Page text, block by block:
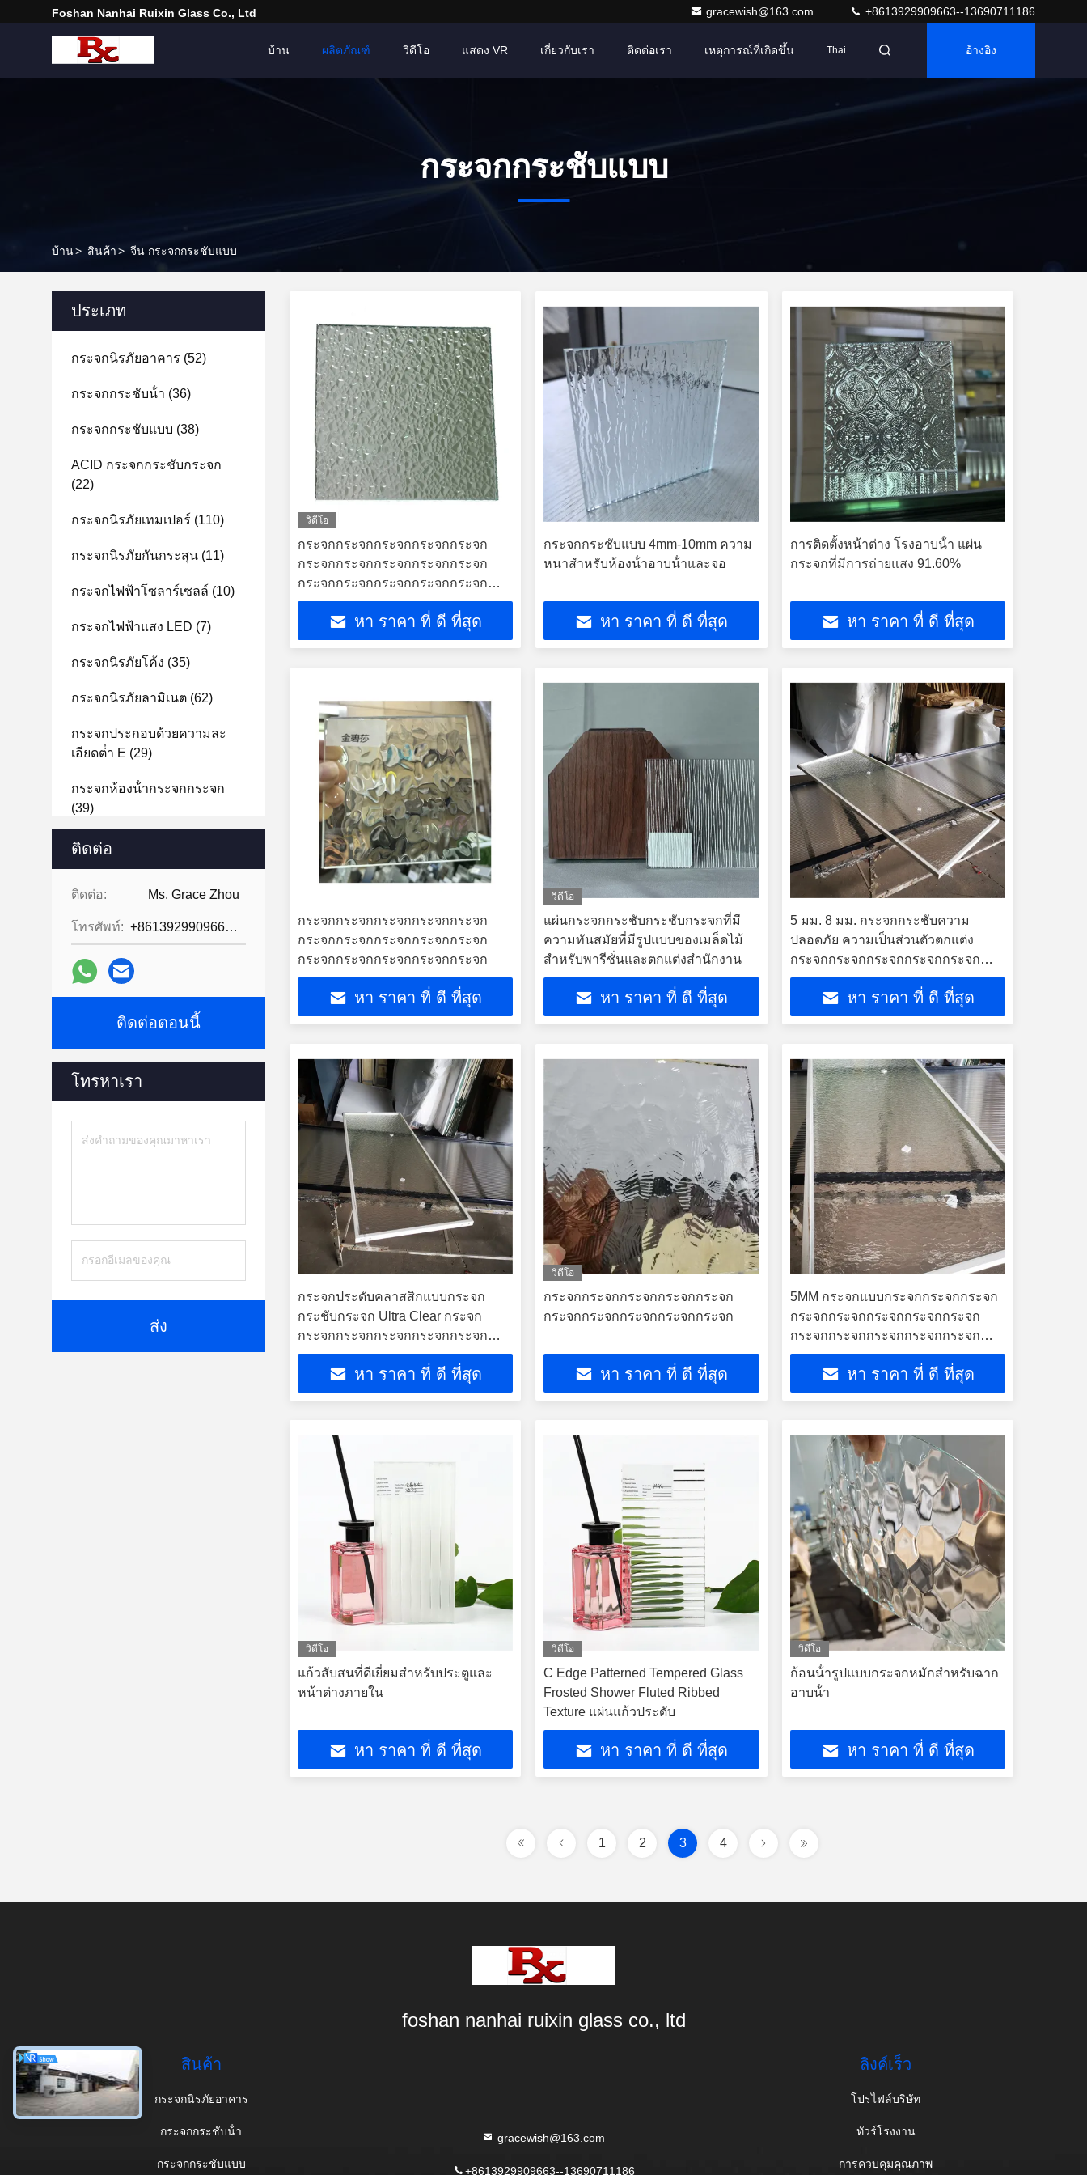
Foshan Nanhai Ruixin Glass Co., Ltd gracewish@163.com +8613929909663--13690711186
บ้าน ผลิตภัณฑ์ วิดีโอ แสดง VR เกี่ยวกับเรา ติดต่อเรา เหตุการณ์ที่เกิดขึ้น Thai อ้างอิง
กระจกกระชับแบบ
บ้าน> สินค้า> จีน กระจกกระชับแบบ
ประเภท
กระจกนิรภัยอาคาร (52)
กระจกกระชับน้ํา (36)
กระจกกระชับแบบ (38)
ACID กระจกกระชับกระจก
(22)
กระจกนิรภัยเทมเปอร์ (110)
กระจกนิรภัยกันกระสุน (11)
กระจกไฟฟ้าโซลาร์เซลล์ (10)
กระจกไฟฟ้าแสง LED (7)
กระจกนิรภัยโค้ง (35)
กระจกนิรภัยลามิเนต (62)
กระจกประกอบด้วยความละ
เอียดต่ํา E (29)
กระจกห้องน้ํากระจกกระจก
(39)
ประตูกระจกนิรภัย
(31)
กล่องอาบน้ํากระจกกระชับ(39)
ค้อนอิฐแก้ว
ติดต่อ
ติดต่อ: Ms. Grace Zhou
โทรศัพท์: +8613929909663--13690711186
ติดต่อตอนนี้
โทรหาเรา
ส่ง
วิดีโอ
กระจกกระจกกระจกกระจกกระจก
กระจกกระจกกระจกกระจกกระจก
กระจกกระจกกระจกกระจกกระจก
กระจกกระจกกระจกกระจกกระจก
กระจกกระจกกระจกกระจกกระจก
กระจกกระจกกระจกกระจกกระจก
กระจก
หา ราคา ที่ ดี ที่สุด
กระจกกระชับแบบ 4mm-10mm ความ
หนาสําหรับห้องน้ําอาบน้ําและจอ
หา ราคา ที่ ดี ที่สุด
การติดตั้งหน้าต่าง โรงอาบน้ํา แผ่น
กระจกที่มีการถ่ายแสง 91.60%
หา ราคา ที่ ดี ที่สุด
กระจกกระจกกระจกกระจกกระจก
กระจกกระจกกระจกกระจกกระจก
กระจกกระจกกระจกกระจกกระจก
หา ราคา ที่ ดี ที่สุด
วิดีโอ
แผ่นกระจกกระชับกระชับกระจกที่มี
ความทันสมัยที่มีรูปแบบของเมล็ดไม้
สําหรับพารีชั่นและตกแต่งสํานักงาน
หา ราคา ที่ ดี ที่สุด
5 มม. 8 มม. กระจกกระชับความ
ปลอดภัย ความเป็นส่วนตัวตกแต่ง
กระจกกระจกกระจกกระจกกระจก
กระจกกระจกกระจกกระจกกระจก
กระจกกระจกกระจกกระจกกระจก
กระจกกระจกกระจกกระจกกระจก
กระจกกระจกกระจกกระจกกระจก
กระจกกระจกกระจก
หา ราคา ที่ ดี ที่สุด
กระจกประดับคลาสสิกแบบกระจก
กระชับกระจก Ultra Clear กระจก
กระจกกระจกกระจกกระจกกระจก
กระจก
หา ราคา ที่ ดี ที่สุด
วิดีโอ
กระจกกระจกกระจกกระจกกระจก
กระจกกระจกกระจกกระจกกระจก
หา ราคา ที่ ดี ที่สุด
5MM กระจกแบบกระจกกระจกกระจก
กระจกกระจกกระจกกระจกกระจก
กระจกกระจกกระจกกระจกกระจก
กระจกกระจกกระจกกระจกกระจก
กระจกกระจกกระจกกระจกกระจก
กระจกกระจกกระจกกระจกกระจก
กระจกกระจกกระจกกระจกกระจก
กระจกกระจกกระจกกระจกกระจก
กระจกกระจกกระจกกระจกกระจก
กระจกกระจกกระจกกระจกกระจก
กระจกกระจกกระจกกระจกกระจก
กระจกกระจกกระจกกระจกกระจก
กระจกกระจกกระจก
หา ราคา ที่ ดี ที่สุด
วิดีโอ
แก้วสับสนที่ดีเยี่ยมสําหรับประตูและ
หน้าต่างภายใน
หา ราคา ที่ ดี ที่สุด
วิดีโอ
C Edge Patterned Tempered Glass
Frosted Shower Fluted Ribbed
Texture แผ่นแก้วประดับ
หา ราคา ที่ ดี ที่สุด
วิดีโอ
ก้อนน้ํารูปแบบกระจกหมักสําหรับฉาก
อาบน้ํา
หา ราคา ที่ ดี ที่สุด
1 2 3 4
foshan nanhai ruixin glass co., ltd
สินค้า
กระจกนิรภัยอาคาร
กระจกกระชับน้ํา
กระจกกระชับแบบ
gracewish@163.com
+8613929909663--13690711186
ลิงค์เร็ว
โปรไฟล์บริษัท
ทัวร์โรงงาน
การควบคุมคุณภาพ